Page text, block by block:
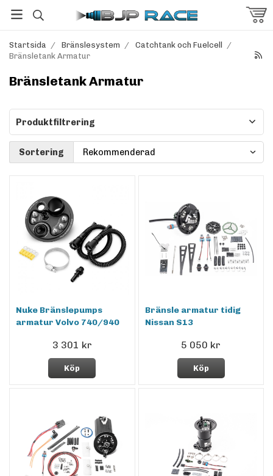
Startsida / Bränslesystem / Catchtank och Fuelcell
/
Bränsletank Armatur
Bränsletank Armatur
Produktfiltrering
Sortering
Nuke Bränslepumps
armatur Volvo 740/940
3 301 kr
Köp
Bränsle armatur tidig
Nissan S13
5 050 kr
Köp